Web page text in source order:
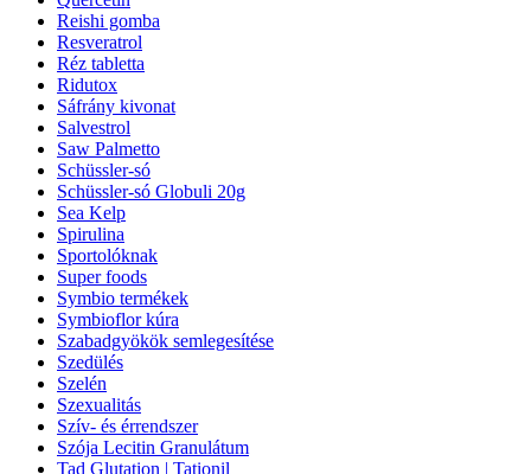
Reishi gomba
Resveratrol
Réz tabletta
Ridutox
Sáfrány kivonat
Salvestrol
Saw Palmetto
Schüssler-só
Schüssler-só Globuli 20g
Sea Kelp
Spirulina
Sportolóknak
Super foods
Symbio termékek
Symbioflor kúra
Szabadgyökök semlegesítése
Szedülés
Szelén
Szexualitás
Szív- és érrendszer
Szója Lecitin Granulátum
Tad Glutation | Tationil